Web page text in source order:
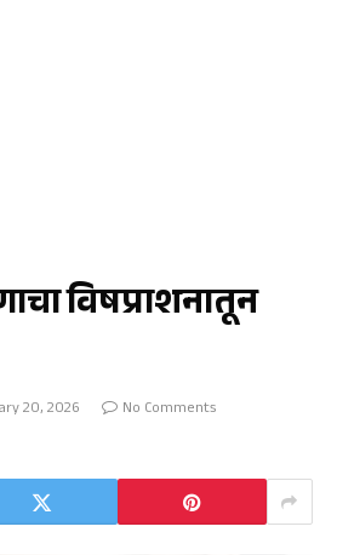
विषप्राशनातून
20, 2026
No Comments